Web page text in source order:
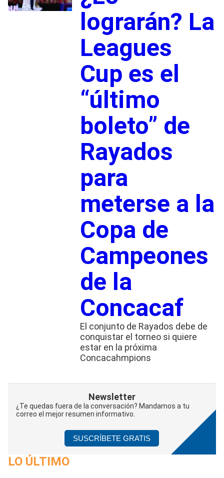
lograrán? La
Leagues
Cup es el
“último
boleto” de
Rayados
para
meterse a la
Copa de
Campeones
de la
Concacaf
El conjunto de Rayados debe de
conquistar el torneo si quiere
estar en la próxima
Concacahmpions
Newsletter
¿Te quedas fuera de la conversación? Mandamos a tu
correo el mejor resumen informativo.
SUSCRÍBETE GRATIS
LO ÚLTIMO